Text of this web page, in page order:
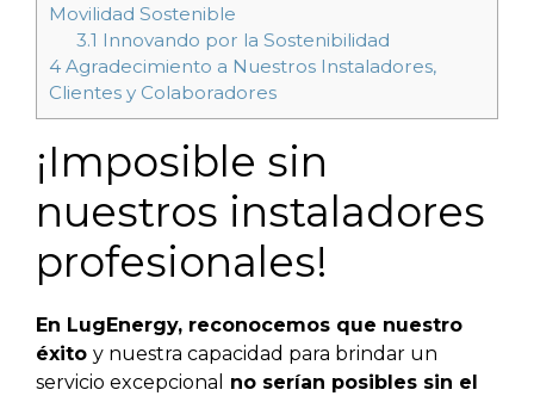
Movilidad Sostenible
3.1 Innovando por la Sostenibilidad
4 Agradecimiento a Nuestros Instaladores,
Clientes y Colaboradores
¡Imposible sin
nuestros instaladores
profesionales!
En LugEnergy, reconocemos que nuestro
éxito y nuestra capacidad para brindar un
servicio excepcional
no serían posibles sin el